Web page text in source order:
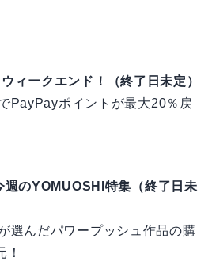
ィークエンド！（終了日未定）
PayPayポイントが最大20％戻
週のYOMUOSHI特集（終了日未
選んだパワープッシュ作品の購
！